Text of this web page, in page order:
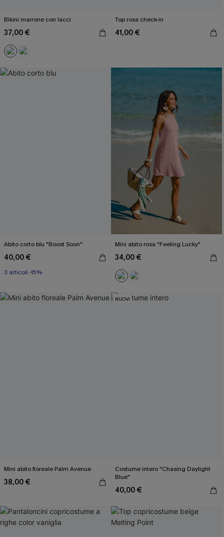
Bikini marrone con lacci
37,00 €
Top rosa check-in
41,00 €
Abito corto blu "Boost Soon"
40,00 €
3 articoli -15%
Mini abito rosa "Feeling Lucky"
34,00 €
Mini abito floreale Palm Avenue
38,00 €
NUOVI
Costume intero "Chasing Daylight
Blue"
40,00 €